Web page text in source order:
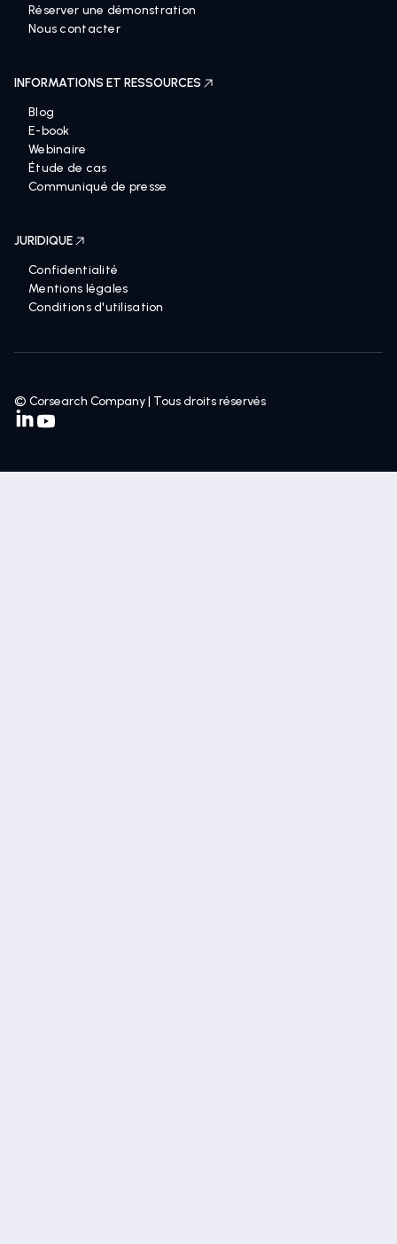
Réserver une démonstration
Nous contacter
INFORMATIONS ET RESSOURCES
Blog
E-book
Webinaire
Étude de cas
Communiqué de presse
JURIDIQUE
Confidentialité
Mentions légales
Conditions d'utilisation
© Corsearch Company | Tous droits réservés